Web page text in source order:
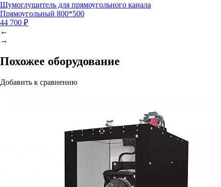
Шумоглушитель для прямоугольного канала
Прямоугольный 800*500
44 700 ₽
←
→
Похожее оборудование
Добавить к сравнению